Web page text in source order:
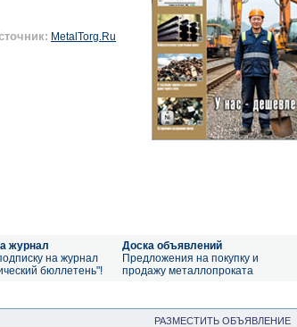
MetalTorg.Ru
журнал
на журнал
бюллетень"!
Доска объявлений
Предложения на покупку и
продажу металлопроката
РАЗМЕСТИТЬ ОБЪЯВЛЕНИЕ